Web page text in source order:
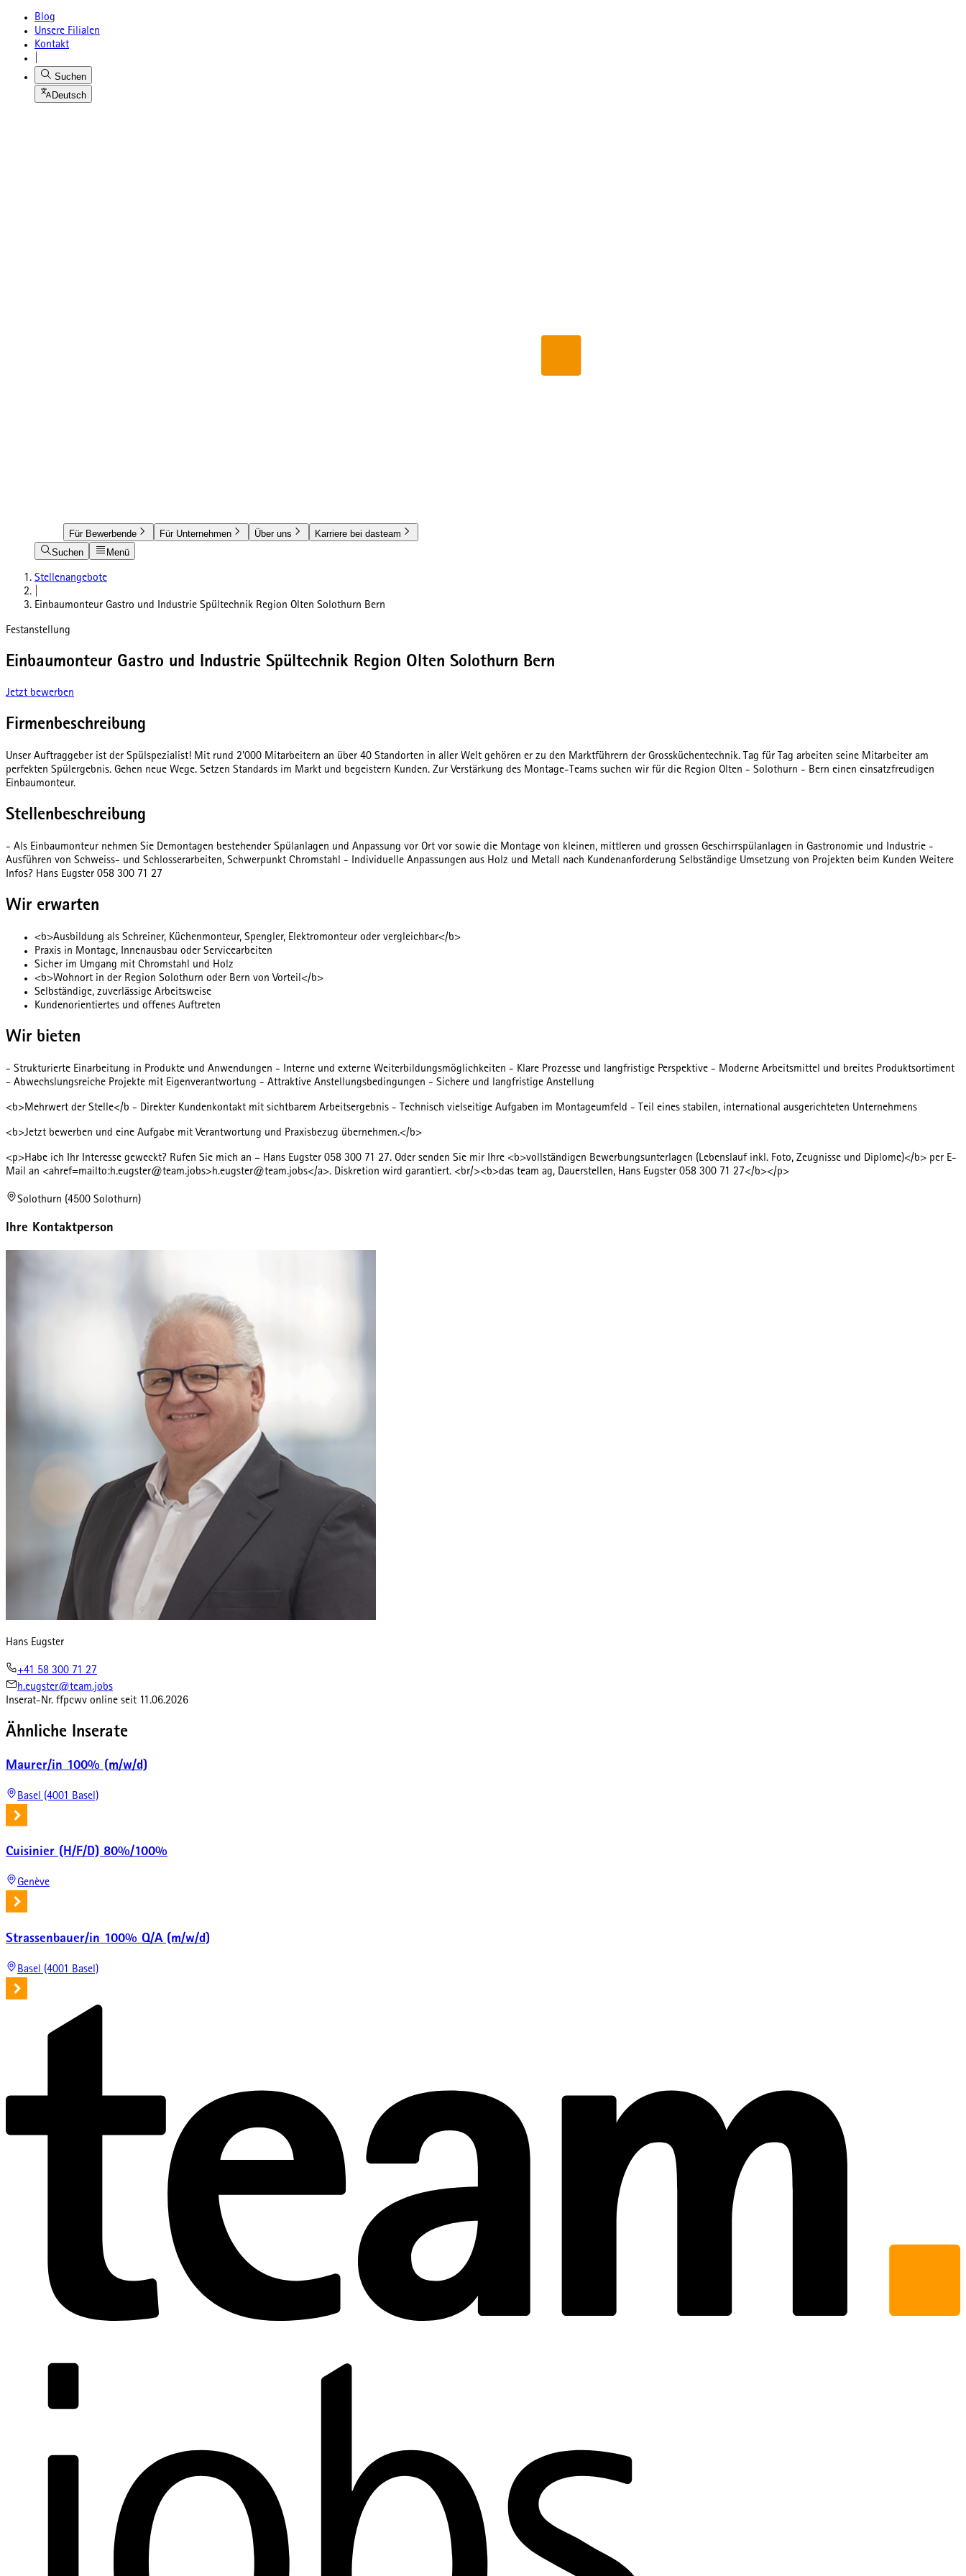
Blog
Unsere Filialen
Kontakt
Suchen
Deutsch
Für Bewerbende Für Unternehmen Über uns
Karriere bei dasteam
Suchen
Menü
Stellenangebote
Einbaumonteur Gastro und Industrie Spültechnik Region Olten Solothurn Bern
Festanstellung
Einbaumonteur Gastro und Industrie Spültechnik Region Olten Solothurn Bern
Jetzt bewerben
Firmenbeschreibung
Unser Auftraggeber ist der Spülspezialist! Mit rund 2'000 Mitarbeitern an über 40 Standorten in aller Welt gehören er zu den Marktführern der Grossküchentechnik. Tag für Tag arbeiten seine Mitarbeiter am
perfekten Spülergebnis. Gehen neue Wege. Setzen Standards im Markt und begeistern Kunden. Zur Verstärkung des Montage-Teams suchen wir für die Region Olten - Solothurn - Bern einen einsatzfreudigen
Einbaumonteur.
Stellenbeschreibung
- Als Einbaumonteur nehmen Sie Demontagen bestehender Spülanlagen und Anpassung vor Ort vor sowie die Montage von kleinen, mittleren und grossen Geschirrspülanlagen in Gastronomie und Industrie -
Ausführen von Schweiss- und Schlosserarbeiten, Schwerpunkt Chromstahl - Individuelle Anpassungen aus Holz und Metall nach Kundenanforderung Selbständige Umsetzung von Projekten beim Kunden Weitere
Infos? Hans Eugster 058 300 71 27
Wir erwarten
<b>Ausbildung als Schreiner, Küchenmonteur, Spengler, Elektromonteur oder vergleichbar</b>
Praxis in Montage, Innenausbau oder Servicearbeiten
Sicher im Umgang mit Chromstahl und Holz
<b>Wohnort in der Region Solothurn oder Bern von Vorteil</b>
Selbständige, zuverlässige Arbeitsweise
Kundenorientiertes und offenes Auftreten
Wir bieten
- Strukturierte Einarbeitung in Produkte und Anwendungen - Interne und externe Weiterbildungsmöglichkeiten - Klare Prozesse und langfristige Perspektive - Moderne Arbeitsmittel und breites Produktsortiment
- Abwechslungsreiche Projekte mit Eigenverantwortung - Attraktive Anstellungsbedingungen - Sichere und langfristige Anstellung
<b>Mehrwert der Stelle</b - Direkter Kundenkontakt mit sichtbarem Arbeitsergebnis - Technisch vielseitige Aufgaben im Montageumfeld - Teil eines stabilen, international ausgerichteten Unternehmens
<b>Jetzt bewerben und eine Aufgabe mit Verantwortung und Praxisbezug übernehmen.</b>
<p>Habe ich Ihr Interesse geweckt? Rufen Sie mich an – Hans Eugster 058 300 71 27. Oder senden Sie mir Ihre <b>vollständigen Bewerbungsunterlagen (Lebenslauf inkl. Foto, Zeugnisse und Diplome)</b> per E-
Mail an <ahref=mailto:h.eugster@team.jobs>h.eugster@team.jobs</a>. Diskretion wird garantiert. <br/><b>das team ag, Dauerstellen, Hans Eugster 058 300 71 27</b></p>
Solothurn (4500 Solothurn)
Ihre Kontaktperson
Hans Eugster
+41 58 300 71 27
h.eugster@team.jobs
Inserat-Nr. ffpcwv online seit 11.06.2026
Ähnliche Inserate
Maurer/in 100% (m/w/d)
Basel (4001 Basel)
Cuisinier (H/F/D) 80%/100%
Genève
Strassenbauer/in 100% Q/A (m/w/d)
Basel (4001 Basel)